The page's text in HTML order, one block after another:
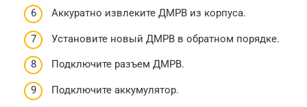
Аккуратно извлеките ДМРВ из корпуса.
Установите новый ДМРВ в обратном порядке.
Подключите разъем ДМРВ.
Подключите аккумулятор.